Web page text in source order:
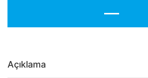
Açıklama